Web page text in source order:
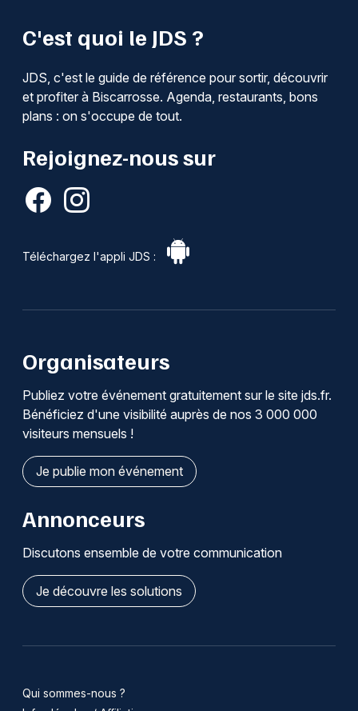
C'est quoi le JDS ?
JDS, c'est le guide de référence pour sortir, découvrir
et profiter à Biscarrosse. Agenda, restaurants, bons
plans : on s'occupe de tout.
Rejoignez-nous sur
Téléchargez l'appli JDS :
Organisateurs
Publiez votre événement gratuitement sur le site jds.fr.
Bénéficiez d'une visibilité auprès de nos 3 000 000
visiteurs mensuels !
Je publie mon événement
Annonceurs
Discutons ensemble de votre communication
Je découvre les solutions
Qui sommes-nous ?